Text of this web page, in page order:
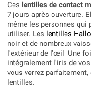
Ces lentilles de contact
7 jours après ouverture.
même les personnes qui
utiliser. Les lentilles
noir et de nombreux
l'extérieur de l’œil. Une
intégralement l'iris de
vous verrez
lentilles.